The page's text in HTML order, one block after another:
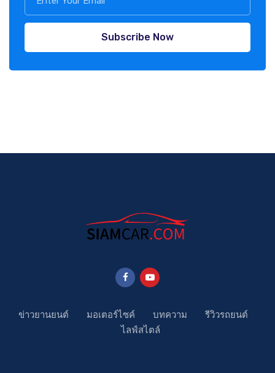
Subscribe Now
ข่าวยานยนต์ มอเตอร์ไซค์ บทความ
รีวิวรถยนต์
ไลฟ์สไตล์